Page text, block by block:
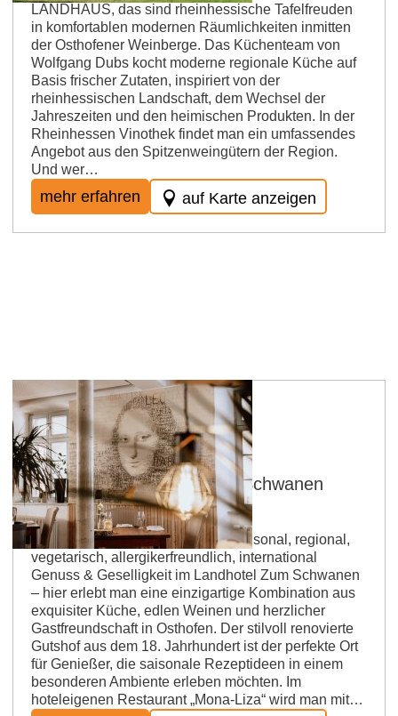
LANDHAUS, das sind rheinhessische Tafelfreuden
in komfortablen modernen Räumlichkeiten inmitten
der Osthofener Weinberge. Das Küchenteam von
Wolfgang Dubs kocht moderne regionale Küche auf
Basis frischer Zutaten, inspiriert von der
rheinhessischen Landschaft, dem Wechsel der
Jahreszeiten und den heimischen Produkten. In der
Rheinhessen Vinothek findet man ein umfassendes
Angebot aus den Spitzenweingütern der Region.
Und wer…
mehr erfahren auf Karte anzeigen
Osthofen
Monaliza - Landhotel Zum Schwanen
Gastro-GmbH
Betriebsart: Restaurant Küche: saisonal, regional,
vegetarisch, allergikerfreundlich, international
Genuss & Geselligkeit im Landhotel Zum Schwanen
– hier erlebt man eine einzigartige Kombination aus
exquisiter Küche, edlen Weinen und herzlicher
Gastfreundschaft in Osthofen. Der stilvoll renovierte
Gutshof aus dem 18. Jahrhundert ist der perfekte Ort
für Genießer, die saisonale Rezeptideen in einem
besonderen Ambiente erleben möchten. Im
hoteleigenen Restaurant „Mona-Liza“ wird man mit…